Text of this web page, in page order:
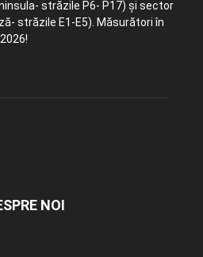
străzile P6- P17) și sector
străzile E1-E5). Măsurători în
NOI